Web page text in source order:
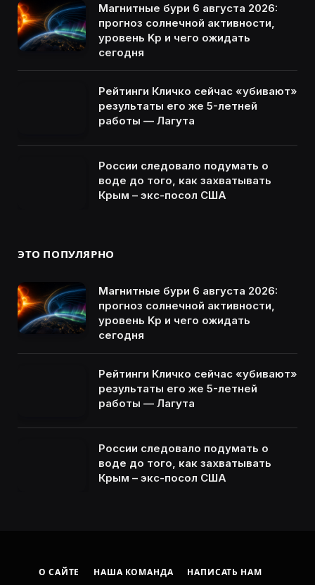
Магнитные бури 6 августа 2026:
прогноз солнечной активности,
уровень Kp и чего ожидать
сегодня
Рейтинги Кличко сейчас «убивают»
результаты его же 5-летней
работы — Лагута
России следовало подумать о
воде до того, как захватывать
Крым – экс-посол США
ЭТО ПОПУЛЯРНО
Магнитные бури 6 августа 2026:
прогноз солнечной активности,
уровень Kp и чего ожидать
сегодня
Рейтинги Кличко сейчас «убивают»
результаты его же 5-летней
работы — Лагута
России следовало подумать о
воде до того, как захватывать
Крым – экс-посол США
О САЙТЕ НАША КОМАНДА НАПИСАТЬ НАМ